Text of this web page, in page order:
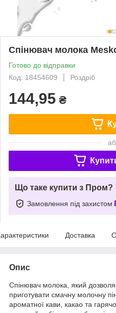
Спінювач молока
Готово до відправки
Код: 18454609
Роздріб
144,95 ₴
Що таке купити з Пром?
Замовлення під захистом
Доставка
Опис
Спінювач молока, який
приготувати смачну молочну
ароматної кави, какао та